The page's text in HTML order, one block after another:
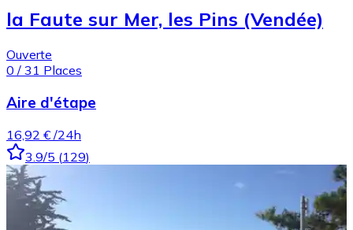
la Faute sur Mer, les Pins (Vendée)
Ouverte
0 / 31 Places
Aire d'étape
16,92 € /24h
3.9/5 (129)